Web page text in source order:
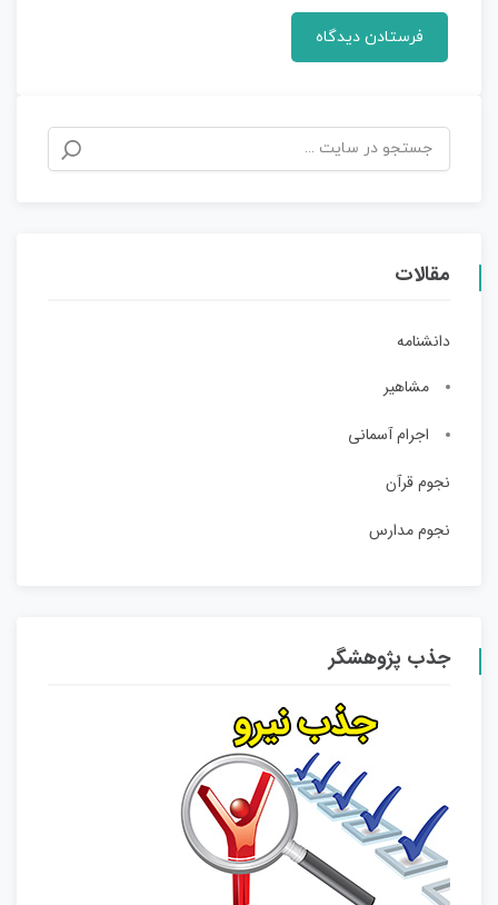
مقالات
دانشنامه
مشاهیر
اجرام آسمانی
نجوم قرآن
نجوم مدارس
جذب پژوهشگر